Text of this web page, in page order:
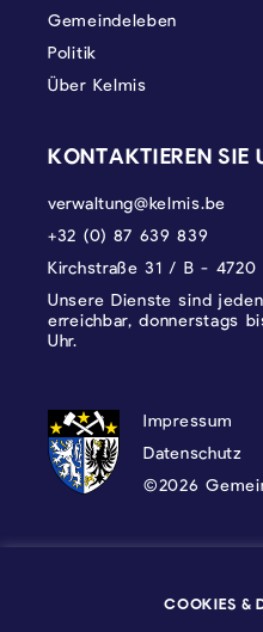
Gemeindeleben
Politik
Über Kelmis
KONTAKTIEREN SIE
verwaltung@kelmis.be
+32 (0) 87 639 839
Kirchstraße 31 / B - 4720
Unsere Dienste sind
erreichbar, donnerstags
Uhr.
DATENSCHUTZ,
Impressum
Datenschutz
©2026
COOKIES &